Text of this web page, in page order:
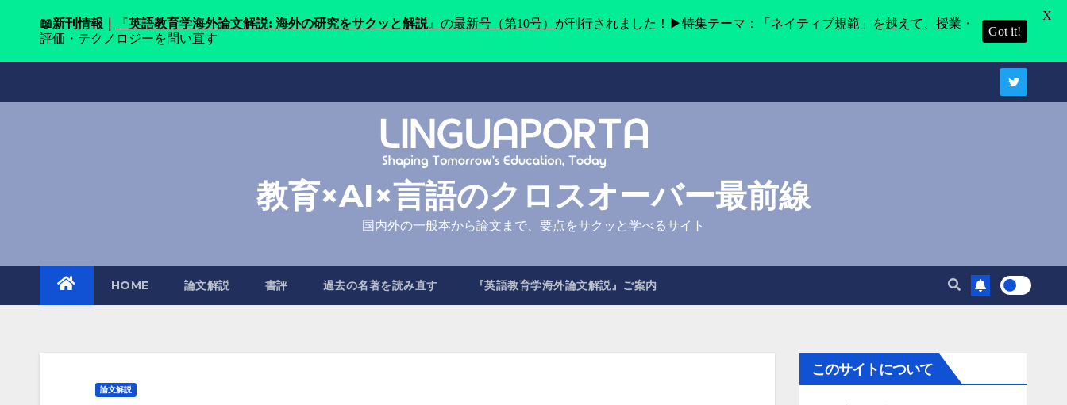
教育×AI×言語のクロスオーバー最前線
国内外の一般本から論文まで、要点をサクッと学べるサイト
HOME 論文解説 書評 過去の名著を読み直す 『英語教育学海外論文解説』ご案内
論文解説
このサイトについて
📖新刊情報｜ 『英語教育学海外論文解説: 海外の研究をサクッと解説』の最新号（第10号） が刊行されました！▶特集テーマ：「ネイティブ規範」を越えて、授業・
評価・テクノロジーを問い直す
Got it!
X